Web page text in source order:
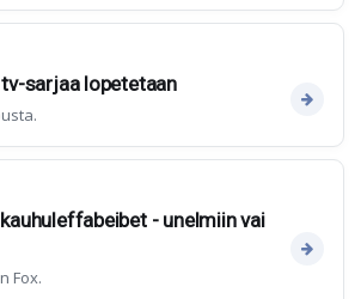
sarjaa lopetetaan
- unelmiin vai
Fox.